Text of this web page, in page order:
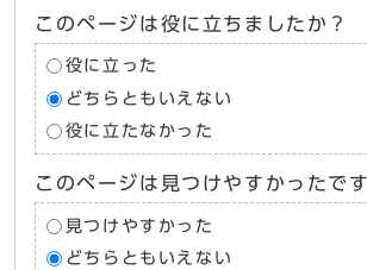
このページは役に立ちましたか？
役に立った
どちらともいえない
役に立たなかった
このページは見つけやすかったで
見つけやすかった
どちらともいえない